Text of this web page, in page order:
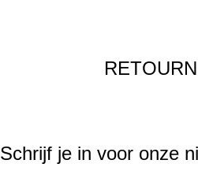
Schrijf je in voor onze